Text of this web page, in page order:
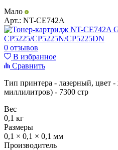
Мало
Арт.: NT-CE742A
0 отзывов
В избранное
Сравнить
Тип принтера - лазерный, цвет
миллилитров) - 7300 стр
Вес
0,1 кг
Размеры
0,1 × 0,1 × 0,1 мм
Производитель